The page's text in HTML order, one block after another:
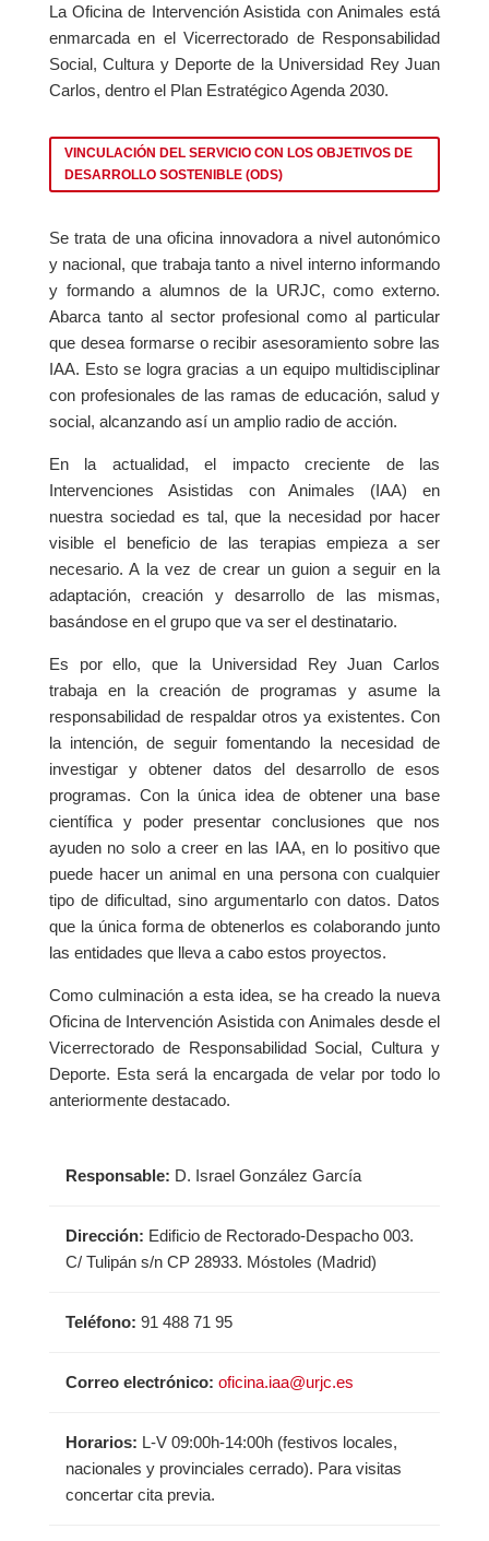
La Oficina de Intervención Asistida con Animales está
enmarcada en el Vicerrectorado de Responsabilidad
Social, Cultura y Deporte de la Universidad Rey Juan
Carlos, dentro el Plan Estratégico Agenda 2030.
VINCULACIÓN DEL SERVICIO CON LOS OBJETIVOS DE
DESARROLLO SOSTENIBLE (ODS)
Se trata de una oficina innovadora a nivel autonómico
y nacional, que trabaja tanto a nivel interno informando
y formando a alumnos de la URJC, como externo.
Abarca tanto al sector profesional como al particular
que desea formarse o recibir asesoramiento sobre las
IAA. Esto se logra gracias a un equipo multidisciplinar
con profesionales de las ramas de educación, salud y
social, alcanzando así un amplio radio de acción.
En la actualidad, el impacto creciente de las
Intervenciones Asistidas con Animales (IAA) en
nuestra sociedad es tal, que la necesidad por hacer
visible el beneficio de las terapias empieza a ser
necesario. A la vez de crear un guion a seguir en la
adaptación, creación y desarrollo de las mismas,
basándose en el grupo que va ser el destinatario.
Es por ello, que la Universidad Rey Juan Carlos
trabaja en la creación de programas y asume la
responsabilidad de respaldar otros ya existentes. Con
la intención, de seguir fomentando la necesidad de
investigar y obtener datos del desarrollo de esos
programas. Con la única idea de obtener una base
científica y poder presentar conclusiones que nos
ayuden no solo a creer en las IAA, en lo positivo que
puede hacer un animal en una persona con cualquier
tipo de dificultad, sino argumentarlo con datos. Datos
que la única forma de obtenerlos es colaborando junto
las entidades que lleva a cabo estos proyectos.
Como culminación a esta idea, se ha creado la nueva
Oficina de Intervención Asistida con Animales desde el
Vicerrectorado de Responsabilidad Social, Cultura y
Deporte. Esta será la encargada de velar por todo lo
anteriormente destacado.
Responsable: D. Israel González García
Dirección: Edificio de Rectorado-Despacho 003.
C/ Tulipán s/n CP 28933. Móstoles (Madrid)
Teléfono: 91 488 71 95
Correo electrónico: oficina.iaa@urjc.es
Horarios: L-V 09:00h-14:00h (festivos locales,
nacionales y provinciales cerrado). Para visitas
concertar cita previa.